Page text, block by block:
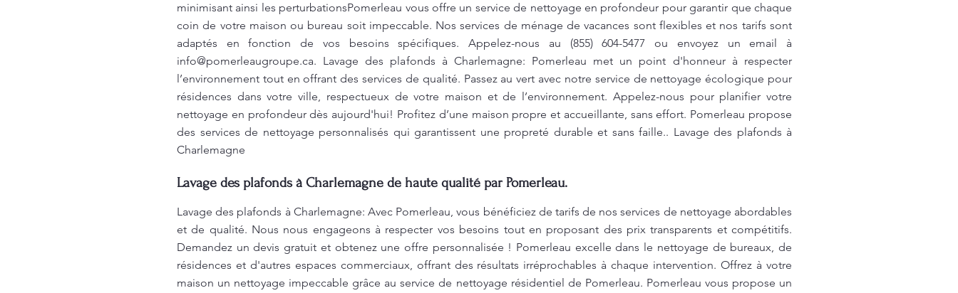
minimisant ainsi les perturbationsPomerleau vous offre un service de nettoyage en profondeur pour garantir que chaque
coin de votre maison ou bureau soit impeccable. Nos services de ménage de vacances sont flexibles et nos tarifs sont
adaptés en fonction de vos besoins spécifiques. Appelez-nous au (855) 604-5477 ou envoyez un email à
info@pomerleaugroupe.ca. Lavage des plafonds à Charlemagne: Pomerleau met un point d'honneur à respecter
l’environnement tout en offrant des services de qualité. Passez au vert avec notre service de nettoyage écologique pour
résidences dans votre ville, respectueux de votre maison et de l’environnement. Appelez-nous pour planifier votre
nettoyage en profondeur dès aujourd'hui! Profitez d’une maison propre et accueillante, sans effort. Pomerleau propose
des services de nettoyage personnalisés qui garantissent une propreté durable et sans faille.. Lavage des plafonds à
Charlemagne
Lavage des plafonds à Charlemagne de haute qualité par Pomerleau.
Lavage des plafonds à Charlemagne: Avec Pomerleau, vous bénéficiez de tarifs de nos services de nettoyage abordables
et de qualité. Nous nous engageons à respecter vos besoins tout en proposant des prix transparents et compétitifs.
Demandez un devis gratuit et obtenez une offre personnalisée ! Pomerleau excelle dans le nettoyage de bureaux, de
résidences et d'autres espaces commerciaux, offrant des résultats irréprochables à chaque intervention. Offrez à votre
maison un nettoyage impeccable grâce au service de nettoyage résidentiel de Pomerleau. Pomerleau vous propose un